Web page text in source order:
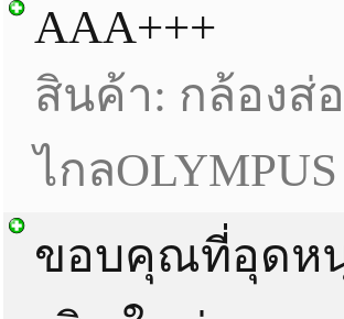
AAA+++
สินค้า: กล้องส่
ไกลOLYMPUS
ขอบคุณที่อุดห